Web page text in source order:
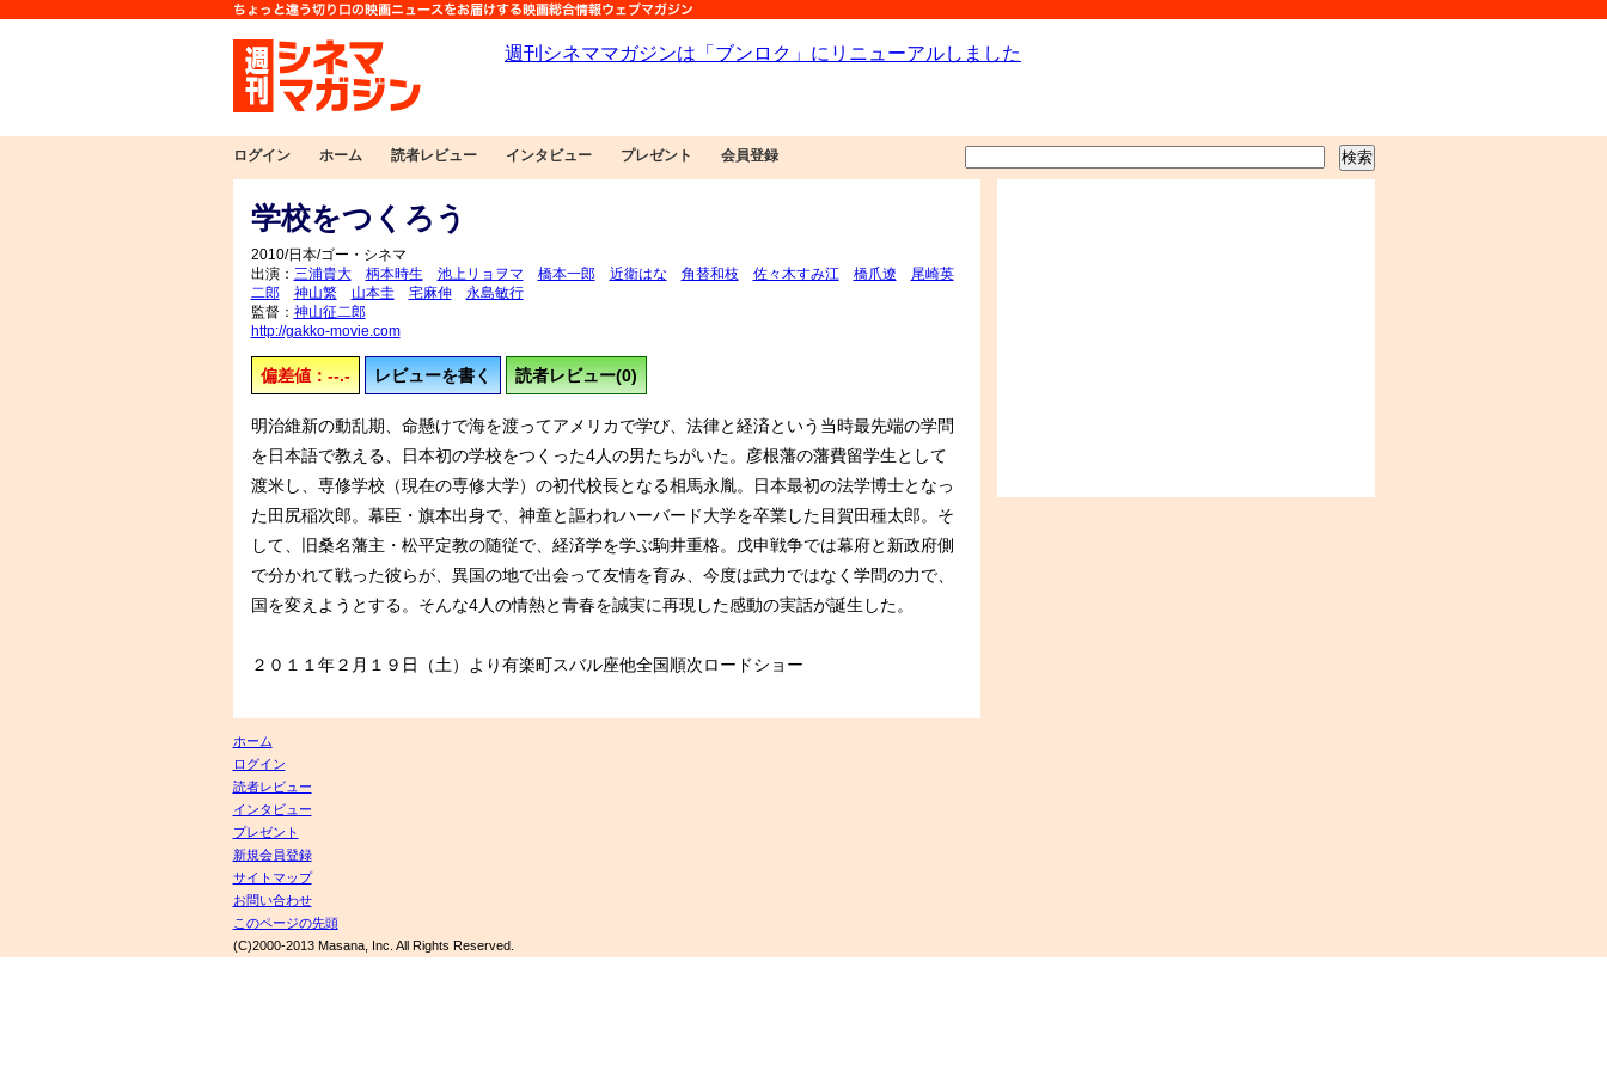
ログイン ホーム 読者レビュー インタビュー プレゼント 会員登録
学校をつくろう
2010/日本/ゴー・シネマ
出演： 三浦貴大 柄本時生 池上リョヲマ 橋本一郎 近衛はな 角替和枝 佐々木すみ江 橋爪遼
尾崎英
二郎
神山繁 山本圭 宅麻伸
永島敏行
監督： 神山征二郎
http://gakko-movie.com
偏差値：--.- レビューを書く 読者レビュー(0)
明治維新の動乱期、命懸けで海を渡ってアメリカで学び、法律と経済という当時最先端の学問
を日本語で教える、日本初の学校をつくった4人の男たちがいた。彦根藩の藩費留学生として
渡米し、専修学校（現在の専修大学）の初代校長となる相馬永胤。日本最初の法学博士となっ
た田尻稲次郎。幕臣・旗本出身で、神童と謳われハーバード大学を卒業した目賀田種太郎。そ
して、旧桑名藩主・松平定教の随従で、経済学を学ぶ駒井重格。戊申戦争では幕府と新政府側
で分かれて戦った彼らが、異国の地で出会って友情を育み、今度は武力ではなく学問の力で、
国を変えようとする。そんな4人の情熱と青春を誠実に再現した感動の実話が誕生した。
２０１１年２月１９日（土）より有楽町スバル座他全国順次ロードショー
ホーム
ログイン
読者レビュー
インタビュー
プレゼント
新規会員登録
サイトマップ
お問い合わせ
このページの先頭
(C)2000-2013 Masana, Inc. All Rights Reserved.